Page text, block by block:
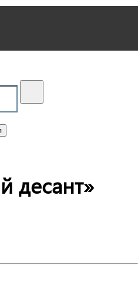
десант»